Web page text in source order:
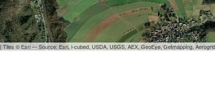
| Tiles © Esri — Source: Esri, i-cubed, USDA, USGS, AEX, GeoEye, Getmapping,